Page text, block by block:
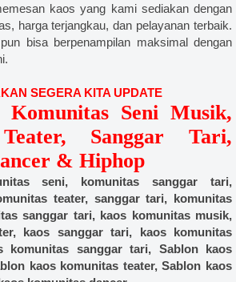
kaos yang kami sediakan dengan
harga terjangkau, dan pelayanan terbaik.
bisa berpenampilan maksimal dengan
SEGERA KITA UPDATE
Komunitas Seni Musik,
Sanggar Tari,
& Hiphop
seni, komunitas sanggar tari,
teater, sanggar tari, komunitas
sanggar tari, kaos komunitas musik,
kaos sanggar tari, kaos komunitas
komunitas sanggar tari, Sablon kaos
kaos komunitas teater, Sablon kaos